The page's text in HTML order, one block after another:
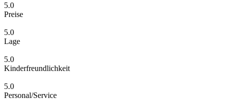
5.0
Preise
5.0
Lage
5.0
Kinderfreundlichkeit
5.0
Personal/Service